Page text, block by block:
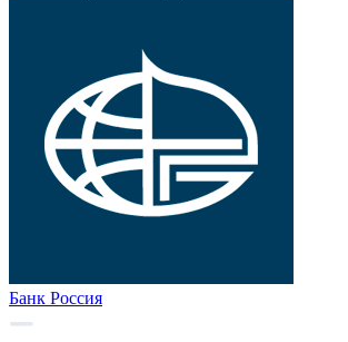
Банк Россия